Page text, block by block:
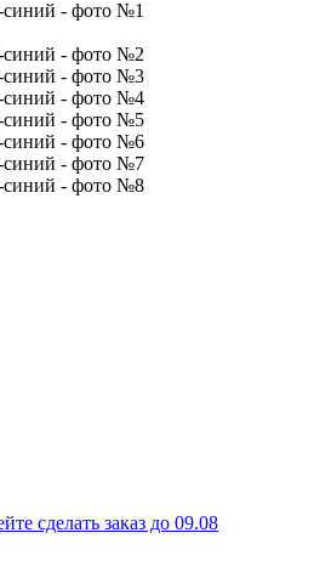
сделать заказ до 09.08